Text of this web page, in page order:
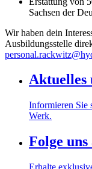
Sachsen der
Wir haben dein
Ausbildungsstelle
Aktuelles
Informieren Sie
Werk.
Folge